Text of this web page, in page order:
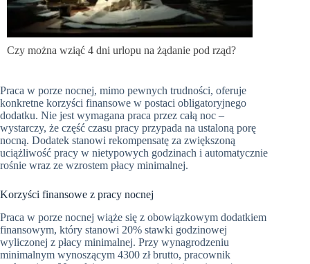
Czy można wziąć 4 dni urlopu na żądanie pod rząd?
Praca w porze nocnej, mimo pewnych trudności, oferuje
konkretne korzyści finansowe w postaci obligatoryjnego
dodatku. Nie jest wymagana praca przez całą noc –
wystarczy, że część czasu pracy przypada na ustaloną porę
nocną. Dodatek stanowi rekompensatę za zwiększoną
uciążliwość pracy w nietypowych godzinach i automatycznie
rośnie wraz ze wzrostem płacy minimalnej.
Korzyści finansowe z pracy nocnej
Praca w porze nocnej wiąże się z obowiązkowym dodatkiem
finansowym, który stanowi 20% stawki godzinowej
wyliczonej z płacy minimalnej. Przy wynagrodzeniu
minimalnym wynoszącym 4300 zł brutto, pracownik